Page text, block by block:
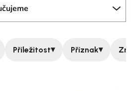
Příležitost▾ Příznak▾